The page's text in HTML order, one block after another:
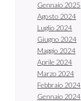
Gennaio 2025
Agosto 2024
Luglio 2024
Giugno 2024
Maggio 2024
Aprile 2024
Marzo 2024
Febbraio 2024
Gennaio 2024